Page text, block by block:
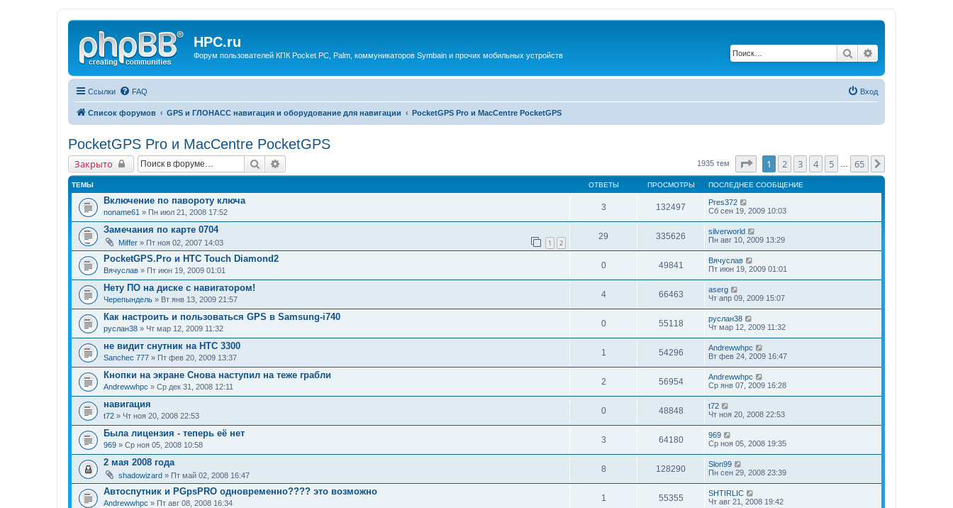
HPC.ru
Форум пользователей КПК Pocket PC, Palm, коммуникаторов Symbain и прочих мобильных устройств Поиск
Ссылки FAQ Вход
Список форумов GPS и ГЛОНАСС навигация и оборудование для навигации PocketGPS Pro и MacCentre PocketGPS
PocketGPS Pro и MacCentre PocketGPS
Закрыто Поиск 1935 тем Страница 1 из65
1 2 3 4 5 65
ТЕМЫ ОТВЕТЫ ПРОСМОТРЫ ПОСЛЕДНЕЕ СООБЩЕНИЕ
Включение по павороту ключа
noname61 » Пн июл 21, 2008 17:52
3 132497
Pres372
Сб сен 19, 2009 10:03
Замечания по карте 0704
Miffer » Пт ноя 02, 2007 14:03 1 2
29 335626
silverworld
Пн авг 10, 2009 13:29
PocketGPS.Pro и HTC Touch Diamond2
Вячуслав » Пт июн 19, 2009 01:01
0 49841
Вячуслав
Пт июн 19, 2009 01:01
Нету ПО на диске с навигатором!
Черепындель » Вт янв 13, 2009 21:57
4 66463
aserg
Чт апр 09, 2009 15:07
Как настроить и пользоваться GPS в Samsung-i740
руслан38 » Чт мар 12, 2009 11:32
0 55118
руслан38
Чт мар 12, 2009 11:32
не видит снутник на HTC 3300
Sanchec 777 » Пт фев 20, 2009 13:37
1 54296
Andrewwhpc
Вт фев 24, 2009 16:47
Кнопки на экране Снова наступил на теже грабли
Andrewwhpc » Ср дек 31, 2008 12:11
2 56954
Andrewwhpc
Ср янв 07, 2009 16:28
навигация
t72 » Чт ноя 20, 2008 22:53
0 48848
t72
Чт ноя 20, 2008 22:53
Была лицензия - теперь её нет
969 » Ср ноя 05, 2008 10:58
3 64180
969
Ср ноя 05, 2008 19:35
2 мая 2008 года
shadowizard » Пт май 02, 2008 16:47
8 128290
Slon99
Пн сен 29, 2008 23:39
Автоспутник и PGpsPRO одновременно???? это возможно
Andrewwhpc » Пт авг 08, 2008 16:34
1 55355
SHTIRLIC
Чт авг 21, 2008 19:42